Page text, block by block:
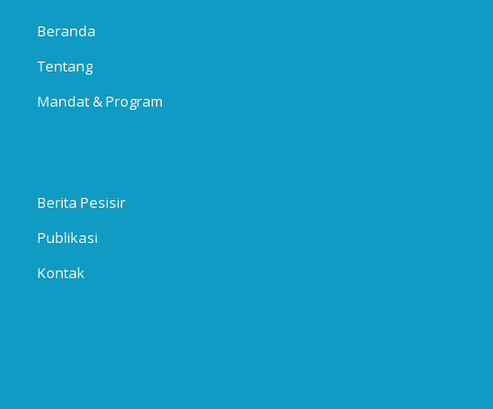
Beranda
Tentang
Mandat & Program
Berita Pesisir
Publikasi
Kontak